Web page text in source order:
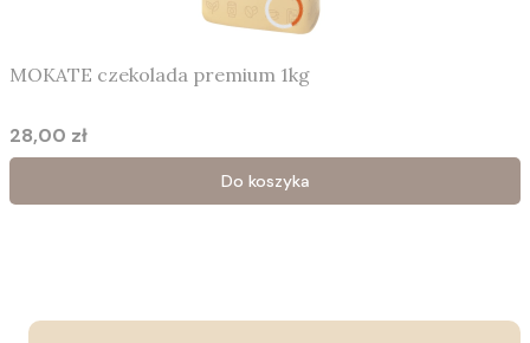
MOKATE czekolada premium 1kg
Cena
28,00 zł
Do koszyka